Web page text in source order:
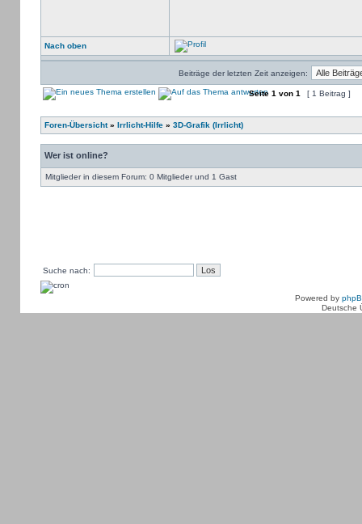
Nach oben
Beiträge der letzten Zeit anzeigen:
Seite 1 von 1 [ 1 Beitrag ]
Foren-Übersicht» Irrlicht-Hilfe» 3D-Grafik (Irrlicht)
Wer ist online?
Mitglieder in diesem Forum: 0 Mitglieder und 1 Gast
Suche nach:
Powered by
Deutsche